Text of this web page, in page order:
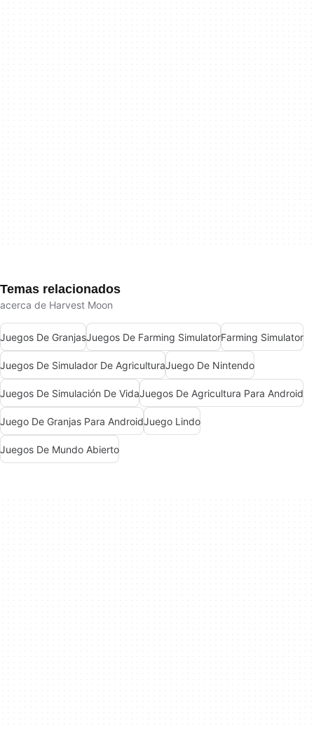
Temas relacionados
acerca de Harvest Moon
Juegos De GranjasJuegos De Farming SimulatorFarming Simulator
Juegos De Simulador De AgriculturaJuego De Nintendo
Juegos De Simulación De VidaJuegos De Agricultura Para Android
Juego De Granjas Para AndroidJuego Lindo
Juegos De Mundo Abierto